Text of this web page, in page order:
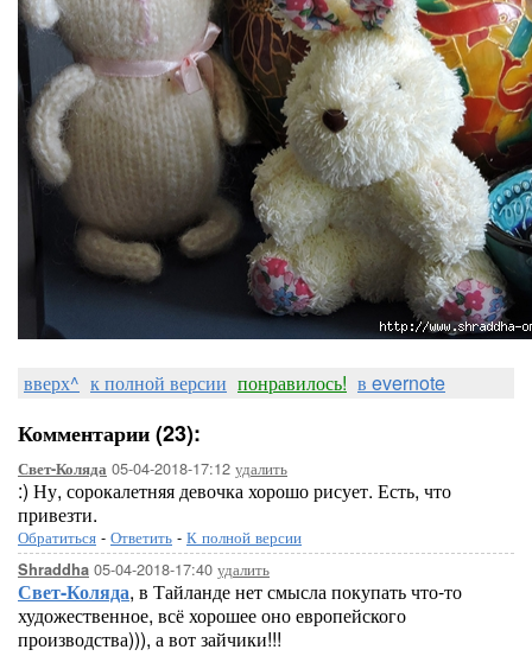
вверх^ к полной версии понравилось! в evernote
Комментарии (23):
Свет-Коляда 05-04-2018-17:12 удалить
:) Ну, сорокалетняя девочка хорошо рисует. Есть, что
привезти.
Обратиться - Ответить - К полной версии
Shraddha 05-04-2018-17:40 удалить
Свет-Коляда, в Тайланде нет смысла покупать что-то
художественное, всё хорошее оно европейского
производства))), а вот зайчики!!!